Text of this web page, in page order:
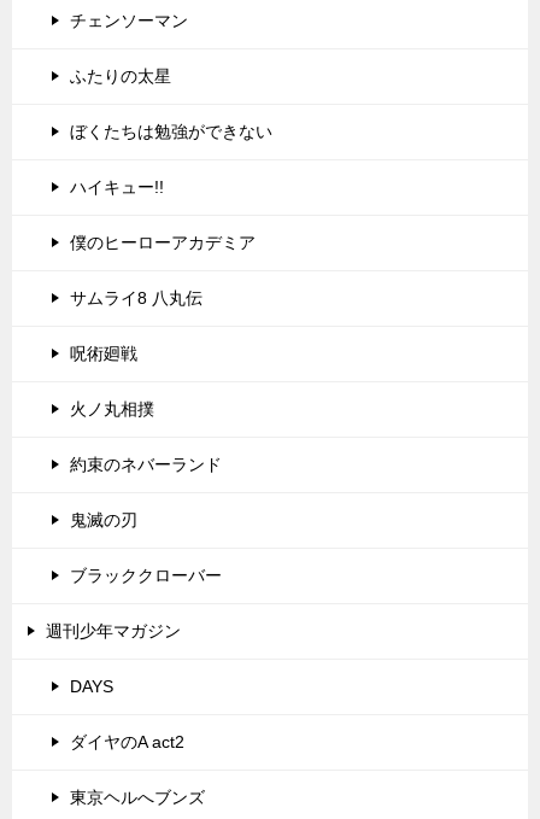
チェンソーマン
ふたりの太星
ぼくたちは勉強ができない
ハイキュー!!
僕のヒーローアカデミア
サムライ8 八丸伝
呪術廻戦
火ノ丸相撲
約束のネバーランド
鬼滅の刃
ブラッククローバー
週刊少年マガジン
DAYS
ダイヤのA act2
東京ヘルへブンズ